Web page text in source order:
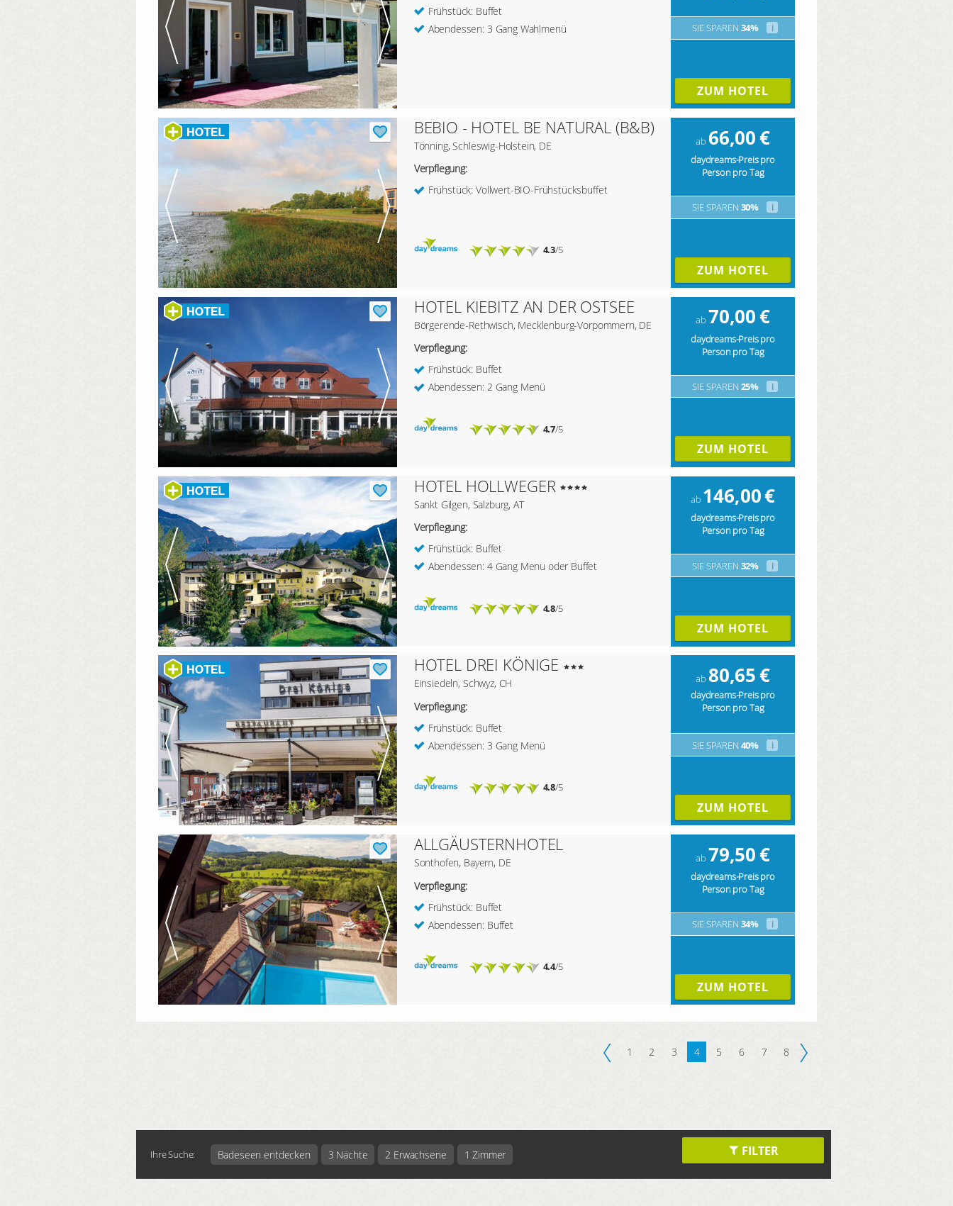
Frühstück: Buffet
Abendessen: 3 Gang Wahlmenü
SIE SPAREN 34% i
ZUM HOTEL
BEBIO - HOTEL BE NATURAL (B&B)
Tönning, Schleswig-Holstein, DE
Verpflegung:
Frühstück: Vollwert-BIO-Frühstücksbuffet
4.3/5
ab 66,00€
daydreams-Preis pro
Person pro Tag
SIE SPAREN 30% i
ZUM HOTEL
HOTEL KIEBITZ AN DER OSTSEE
Börgerende-Rethwisch, Mecklenburg-Vorpommern, DE
Verpflegung:
Frühstück: Buffet
Abendessen: 2 Gang Menü
4.7/5
ab 70,00€
daydreams-Preis pro
Person pro Tag
SIE SPAREN 25% i
ZUM HOTEL
HOTEL HOLLWEGER
Sankt Gilgen, Salzburg, AT
Verpflegung:
Frühstück: Buffet
Abendessen: 4 Gang Menu oder Buffet
4.8/5
ab 146,00€
daydreams-Preis pro
Person pro Tag
SIE SPAREN 32% i
ZUM HOTEL
HOTEL DREI KÖNIGE
Einsiedeln, Schwyz, CH
Verpflegung:
Frühstück: Buffet
Abendessen: 3 Gang Menü
4.8/5
ab 80,65€
daydreams-Preis pro
Person pro Tag
SIE SPAREN 40% i
ZUM HOTEL
ALLGÄUSTERNHOTEL
Sonthofen, Bayern, DE
Verpflegung:
Frühstück: Buffet
Abendessen: Buffet
4.4/5
ab 79,50€
daydreams-Preis pro
Person pro Tag
SIE SPAREN 34% i
ZUM HOTEL
1 2 3 4 5 6 7 8
FILTER
Ihre Suche: Badeseen entdecken 3 Nächte 2 Erwachsene 1 Zimmer